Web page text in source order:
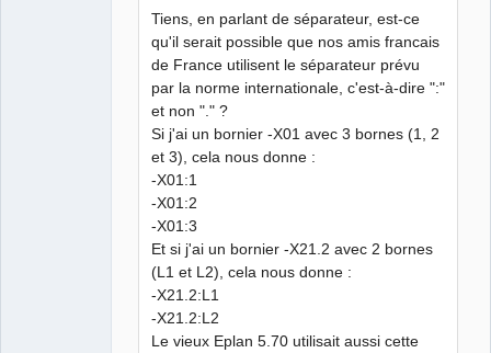
Google_SearchTiens, en parlant de séparateur, est-ce
qu'il serait possible que nos amis francais
de France utilisent le séparateur prévu
par la norme internationale, c'est-à-dire ":"
et non "." ?
Si j'ai un bornier -X01 avec 3 bornes (1, 2
et 3), cela nous donne :
-X01:1
-X01:2
-X01:3
Et si j'ai un bornier -X21.2 avec 2 bornes
(L1 et L2), cela nous donne :
-X21.2:L1
-X21.2:L2
Le vieux Eplan 5.70 utilisait aussi cette